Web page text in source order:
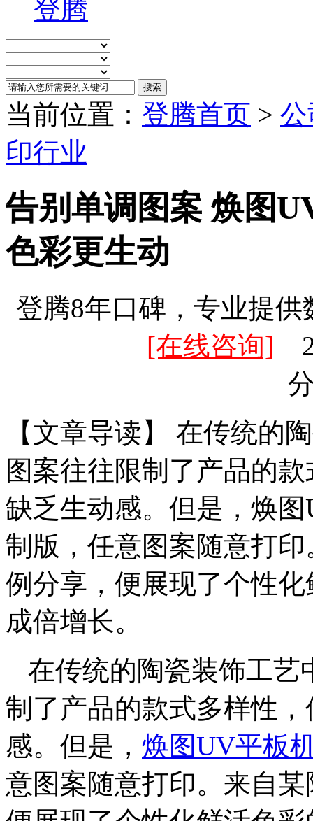
登腾
当前位置： 登腾首页 >
印行业
告别单调图案 焕图
色彩更生动
登腾8年口碑，专业提
[在线咨询]
【文章导读】 在传统的
图案往往限制了产品的
缺乏生动感。但是，焕
制版，任意图案随意打
例分享，便展现了个性
成倍增长。
在传统的陶瓷装饰工艺
制了产品的款式多样性
感。但是， 焕图UV平板
意图案随意打印。来自